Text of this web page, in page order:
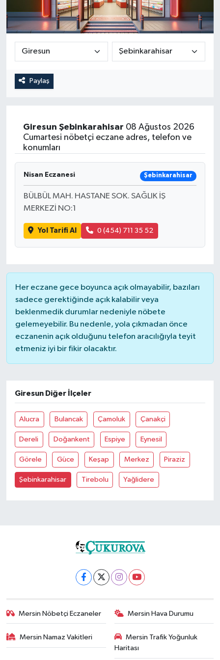
Paylaş
Giresun Şebinkarahisar 08 Ağustos 2026
Cumartesi nöbetçi eczane adres, telefon ve
konumları
Nisan Eczanesi Şebinkarahisar
BÜLBÜL MAH. HASTANE SOK. SAĞLIK İŞ
MERKEZİ NO:1
Yol Tarifi Al 0 (454) 711 35 52
Her eczane gece boyunca açık olmayabilir, bazıları
sadece gerektiğinde açık kalabilir veya
beklenmedik durumlar nedeniyle nöbete
gelemeyebilir. Bu nedenle, yola çıkmadan önce
eczanenin açık olduğunu telefon aracılığıyla teyit
etmeniz iyi bir fikir olacaktır.
Giresun Diğer İlçeler
Alucra Bulancak Çamoluk Çanakçi
Dereli Doğankent Espiye Eynesil
Görele Güce Keşap Merkez Piraziz
Şebinkarahisar Tirebolu Yağlidere
Mersin Nöbetçi Eczaneler Mersin Hava Durumu
Mersin Namaz Vakitleri
Mersin Trafik Yoğunluk
Haritası